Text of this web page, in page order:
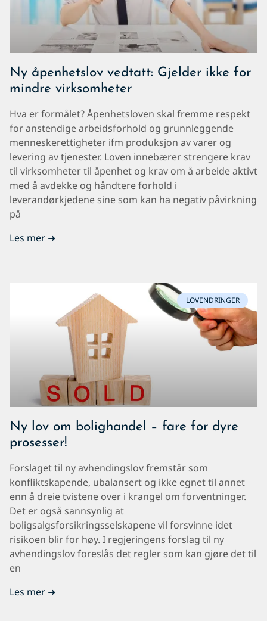
Ny åpenhetslov vedtatt: Gjelder ikke for
mindre virksomheter
Hva er formålet? Åpenhetsloven skal fremme respekt
for anstendige arbeidsforhold og grunnleggende
menneskerettigheter ifm produksjon av varer og
levering av tjenester. Loven innebærer strengere krav
til virksomheter til åpenhet og krav om å arbeide aktivt
med å avdekke og håndtere forhold i
leverandørkjedene sine som kan ha negativ påvirkning
på
Les mer ➜
LOVENDRINGER
Ny lov om bolighandel – fare for dyre
prosesser!
Forslaget til ny avhendingslov fremstår som
konfliktskapende, ubalansert og ikke egnet til annet
enn å dreie tvistene over i krangel om forventninger.
Det er også sannsynlig at
boligsalgsforsikringsselskapene vil forsvinne idet
risikoen blir for høy. I regjeringens forslag til ny
avhendingslov foreslås det regler som kan gjøre det til
en
Les mer ➜